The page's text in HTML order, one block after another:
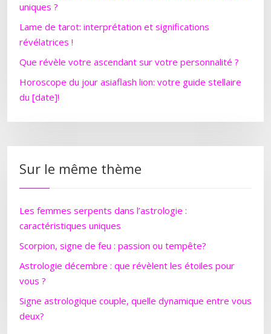
uniques ?
Lame de tarot: interprétation et significations
révélatrices !
Que révèle votre ascendant sur votre personnalité ?
Horoscope du jour asiaflash lion: votre guide stellaire
du [date]!
Sur le même thème
Les femmes serpents dans l’astrologie :
caractéristiques uniques
Scorpion, signe de feu : passion ou tempête?
Astrologie décembre : que révèlent les étoiles pour
vous ?
Signe astrologique couple, quelle dynamique entre vous
deux?